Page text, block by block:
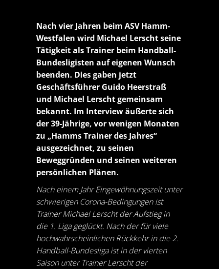
Nach vier Jahren beim ASV Hamm-
Westfalen wird Michael Lerscht seine
Tätigkeit als Trainer beim Handball-
Bundesligisten auf eigenen Wunsch
beenden. Dies gaben jetzt
Geschäftsführer Guido Heerstraß
und Michael Lerscht gemeinsam
bekannt. Im Interview äußerte sich
der 39-Jährige, vor wenigen Monaten
zu „Hamms Trainer des Jahres“
ausgezeichnet, zu seinen
Beweggründen und seinen weiteren
persönlichen Plänen.
Nach einem Jahr Eingewöhnungszeit unter
schwierigen Corona-Bedingungen ist
Trainer Michael Lerscht der Aufstieg in
die 1. Liga geglückt. Nach der für viele
hochwahrscheinlichen Rückkehr in die 2.
Handball-Bundesliga ist in der vierten
Saison unter Trainer Lerscht der